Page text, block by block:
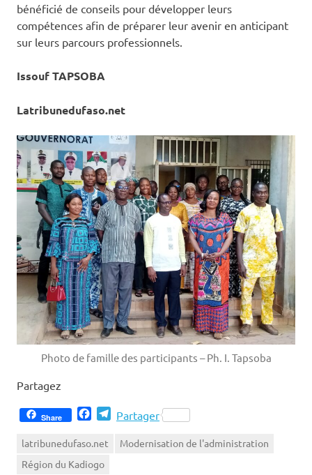
bénéficié de conseils pour développer leurs
compétences afin de préparer leur avenir en anticipant
sur leurs parcours professionnels.
Issouf TAPSOBA
Latribunedufaso.net
Photo de famille des participants – Ph. I. Tapsoba
Partagez
Share FacebookTelegram
Partager
latribunedufaso.net
Modernisation de l'administration
Région du Kadiogo